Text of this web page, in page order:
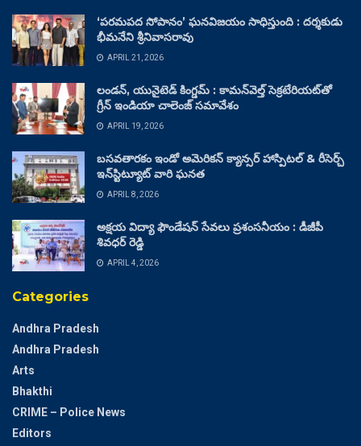
‘పరమపద సోపానం’ ఘనవిజయం సాధిస్తుంది : దర్శకుడు
భీమనేని శ్రీనివాసరావు
APRIL 21, 2026
లండన్, యునైటెడ్ కింగ్డమ్ : కామన్‌వెల్త్ సెక్రటేరియట్‌తో
గ్రీన్ ఇండియా చాలెంజ్ సమావేశం
APRIL 19, 2026
బసవతారకం ఇండో అమెరికన్ క్యాన్సర్ హాస్పిటల్ & రీసెర్చ్
ఇన్‌స్టిట్యూట్ వారి ఘనత
APRIL 8, 2026
అక్షయ విద్యా ఫౌండేషన్ సేవలు ప్రశంసనీయం : డీజీపీ
శివధర్ రెడ్డి
APRIL 4, 2026
Categories
Andhra Pradesh
Andhra Pradesh
Arts
Bhakthi
CRIME – Police News
Editors